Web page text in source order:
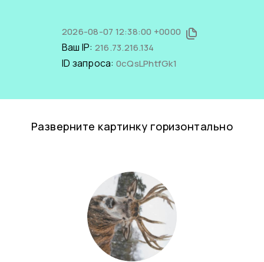
2026-08-07 12:38:00 +0000
Ваш IP: 216.73.216.134
ID запроса: 0cQsLPhtfGk1
Разверните картинку горизонтально